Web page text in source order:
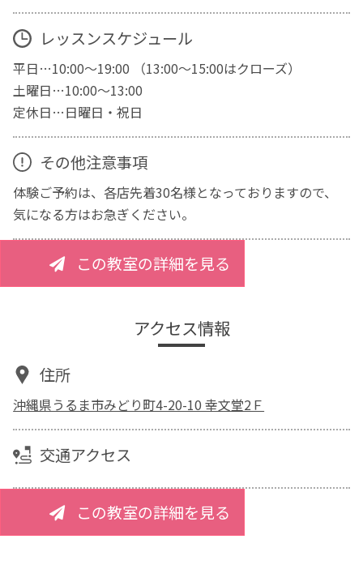
レッスンスケジュール
平日…10:00～19:00 （13:00～15:00はクローズ）
土曜日…10:00～13:00
定休日…日曜日・祝日
その他注意事項
体験ご予約は、各店先着30名様となっておりますので、
気になる方はお急ぎください。
この教室の詳細を見る
アクセス情報
住所
沖縄県うるま市みどり町4-20-10 幸文堂2Ｆ
交通アクセス
この教室の詳細を見る